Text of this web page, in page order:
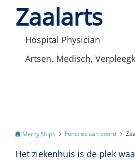
Zaalarts
Hospital Physician
Artsen, Medisch,
Mercy Ships Functies aan boord
Het ziekenhuis is de plek